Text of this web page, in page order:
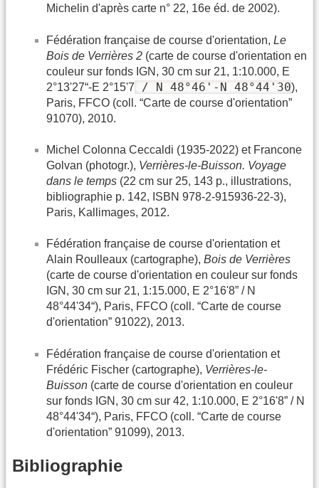
Michelin d'après carte n° 22, 16e éd. de 2002).
Fédération française de course d'orientation, Le
Bois de Verrières 2 (carte de course d'orientation en
couleur sur fonds IGN, 30 cm sur 21, 1:10.000, E
2°13'27“-E 2°15'7
/ N 48°46'-N 48°44'30),
Paris, FFCO (coll. “Carte de course d'orientation”
91070), 2010.
Michel Colonna Ceccaldi (1935-2022) et Francone
Golvan (photogr.), Verrières-le-Buisson. Voyage
dans le temps (22 cm sur 25, 143 p., illustrations,
bibliographie p. 142, ISBN 978-2-915936-22-3),
Paris, Kallimages, 2012.
Fédération française de course d'orientation et
Alain Roulleaux (cartographe), Bois de Verrières
(carte de course d'orientation en couleur sur fonds
IGN, 30 cm sur 21, 1:15.000, E 2°16'8” / N
48°44'34“), Paris, FFCO (coll. “Carte de course
d'orientation” 91022), 2013.
Fédération française de course d'orientation et
Frédéric Fischer (cartographe), Verrières-le-
Buisson (carte de course d'orientation en couleur
sur fonds IGN, 30 cm sur 42, 1:10.000, E 2°16'8” / N
48°44'34“), Paris, FFCO (coll. “Carte de course
d'orientation” 91099), 2013.
Bibliographie